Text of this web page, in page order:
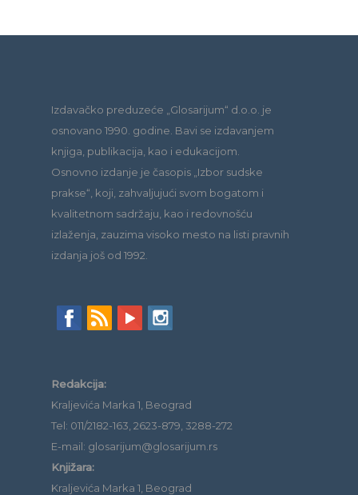
Izdavačko preduzeće „Glosarijum“ d.o.o. je
osnovano 1990. godine. Bavi se izdavanjem
knjiga, publikacija, kao i edukacijom.
Osnovno izdanje je časopis „Izbor sudske
prakse“, koji, zahvaljujući svom bogatom i
kvalitetnom sadržaju, kao i redovnošću
izlaženja, zauzima visoko mesto na listi pravnih
izdanja još od 1992.
Redakcija:
Kraljevića Marka 1, Beograd
Tel: 011/2182-163, 2623-879, 3288-272
E-mail: glosarijum@glosarijum.rs
Knjižara:
Kraljevića Marka 1, Beograd